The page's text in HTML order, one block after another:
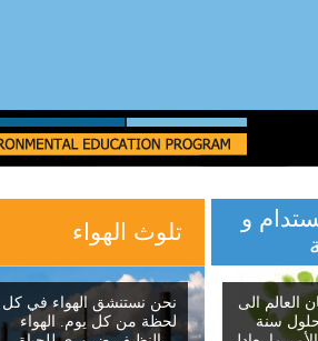
و
الى
سنة
تلوث الهواء
نحن نستنشق الهواء في كل
لحظة من كل يوم. الهواء